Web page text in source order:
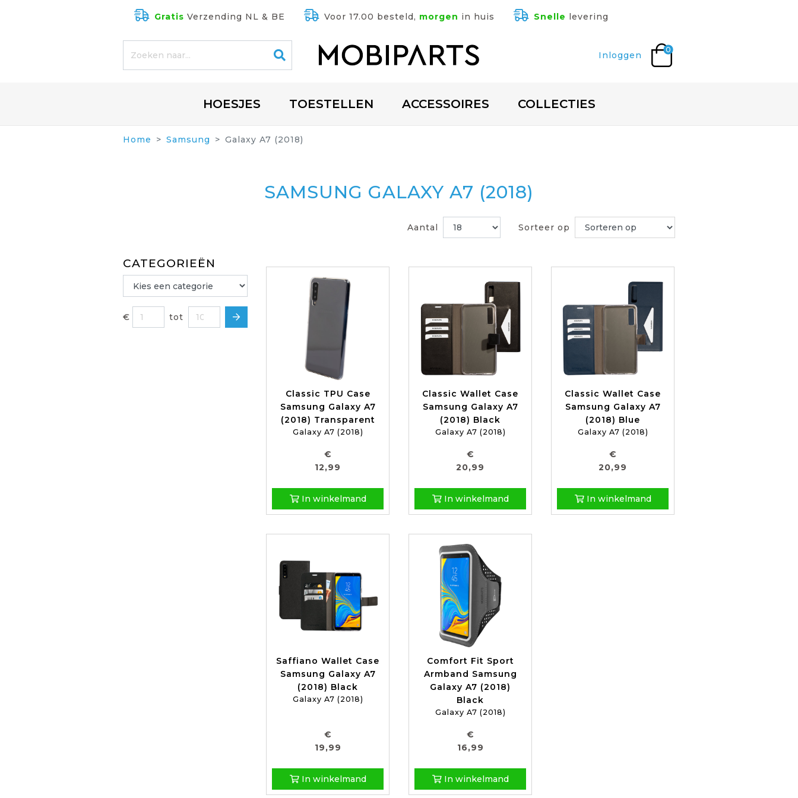
Gratis Verzending NL & BE Voor 17.00 besteld, morgen in huis Snelle levering
Inloggen
0
HOESJES TOESTELLEN ACCESSOIRES COLLECTIES
Home Samsung Galaxy A7 (2018)
SAMSUNG GALAXY A7 (2018)
Aantal Sorteer op
CATEGORIEËN
€ tot
Classic TPU Case
Samsung Galaxy A7
(2018) Transparent
Galaxy A7 (2018)
€
12,99
In winkelmand
Classic Wallet Case
Samsung Galaxy A7
(2018) Black
Galaxy A7 (2018)
€
20,99
In winkelmand
Classic Wallet Case
Samsung Galaxy A7
(2018) Blue
Galaxy A7 (2018)
€
20,99
In winkelmand
Saffiano Wallet Case
Samsung Galaxy A7
(2018) Black
Galaxy A7 (2018)
€
19,99
In winkelmand
Comfort Fit Sport
Armband Samsung
Galaxy A7 (2018)
Black
Galaxy A7 (2018)
€
16,99
In winkelmand